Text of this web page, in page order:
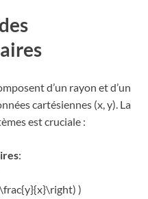
d’un rayon et d’un
cartésiennes (x, y). La
est cruciale :
:
)